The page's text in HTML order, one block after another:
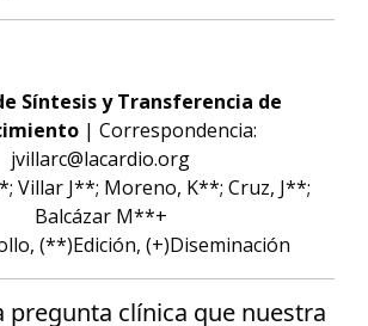
Síntesis y Transferencia de
| Correspondencia:
jvillarc@lacardio.org
Villar J**; Moreno, K**; Cruz, J**;
Balcázar M**+
(**)Edición, (+)Diseminación
pregunta clínica que nuestra